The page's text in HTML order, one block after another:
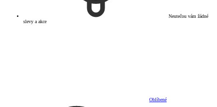
Neutečou vám žádné
slevy a akce
Oblíbené